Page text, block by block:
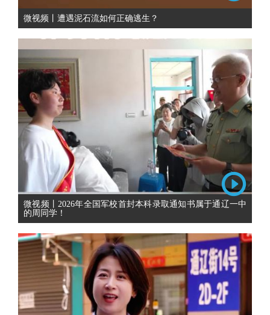
微视频丨遭遇泥石流如何正确逃生？
微视频丨2026年全国军校首封本科录取通知书属于通辽一中
的周同学！